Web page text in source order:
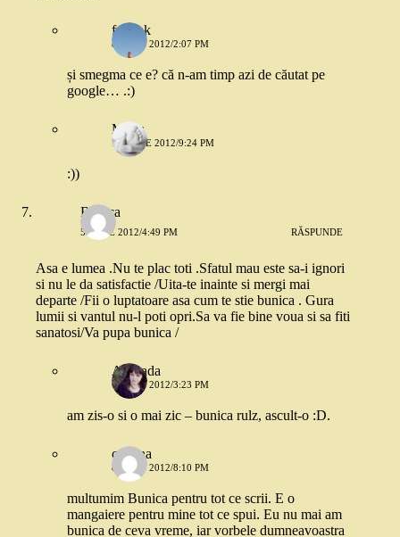
frmshk
8 IULIE 2012/2:07 PM
și smegma ce e? că n-am timp azi de căutat pe
google… .:)
Mona
17 IULIE 2012/9:24 PM
:))
Bunica
5 IULIE 2012/4:49 PM RĂSPUNDE
Asa e lumea .Nu te plac toti .Sfatul mau este sa-i ignori
si nu le da satisfactie /Uita-te inainte si mergi mai
departe /Fii o luptatoare asa cum te stie bunica . Gura
lumii si vantul nu-l poti opri.Sa va fie bine voua si sa fiti
sanatosi/Va pupa bunica /
Andrada
6 IULIE 2012/3:23 PM
am zis-o si o mai zic – bunica rulz, ascult-o :D.
cristina
8 IULIE 2012/8:10 PM
multumim Bunica pentru tot ce scrii. E o
mangaiere pentru mine tot ce spui. Eu nu mai am
bunica de ceva vreme, iar vorbele dumneavoastra